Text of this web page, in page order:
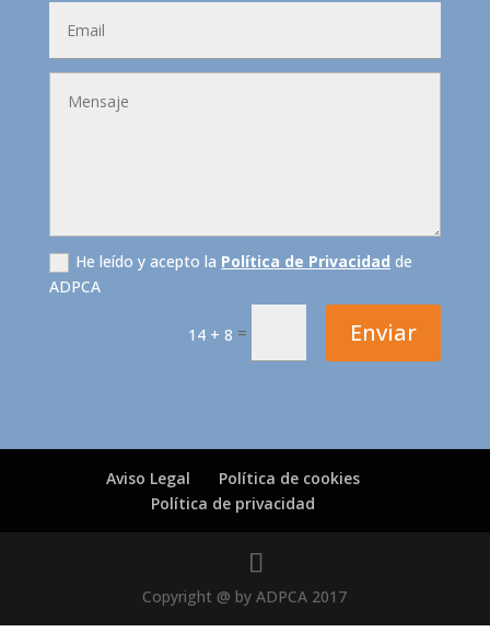
He leído y acepto la Política de Privacidad de
ADPCA
14 + 8 = Enviar
Aviso Legal
Política de cookies
Política de privacidad
Copyright @ by ADPCA 2017